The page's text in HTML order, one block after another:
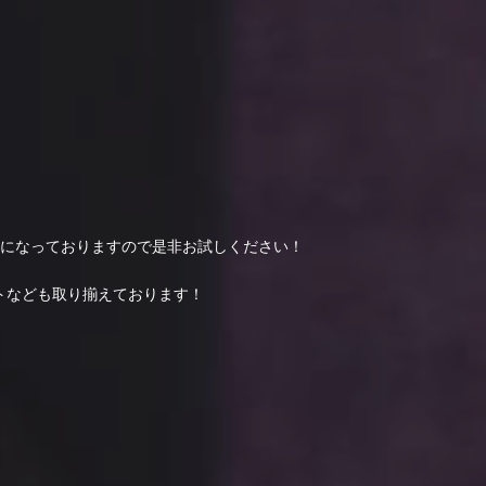
なっておりますので是非お試しください！
ども取り揃えております！